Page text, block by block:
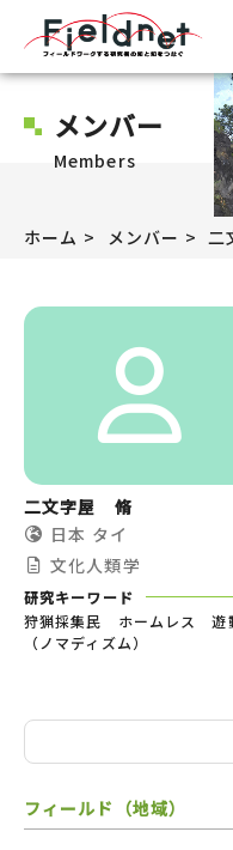
メンバー
Members
ホーム メンバー 二
二文字屋 脩
日本 タイ
文化人類学
研究キーワード
狩猟採集民 ホームレス 遊
（ノマディズム）
フィールド（地域）